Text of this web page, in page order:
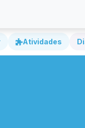
Atividades